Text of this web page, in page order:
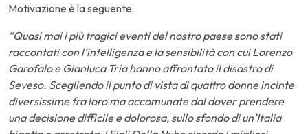
Motivazione è la seguente:
“Quasi mai i più tragici eventi del nostro paese sono stati
raccontati con l’intelligenza e la sensibilità con cui Lorenzo
Garofalo e Gianluca Tria hanno affrontato il disastro di
Seveso. Scegliendo il punto di vista di quattro donne incinte
diversissime fra loro ma accomunate dal dover prendere
una decisione difficile e dolorosa, sullo sfondo di un’Italia